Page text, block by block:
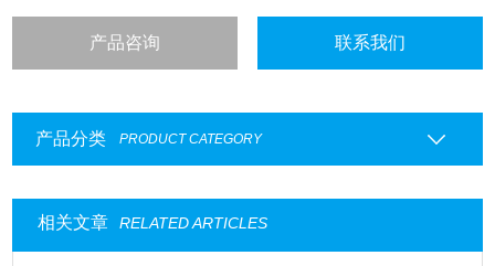
产品咨询 联系我们
产品分类 PRODUCT CATEGORY
相关文章 RELATED ARTICLES